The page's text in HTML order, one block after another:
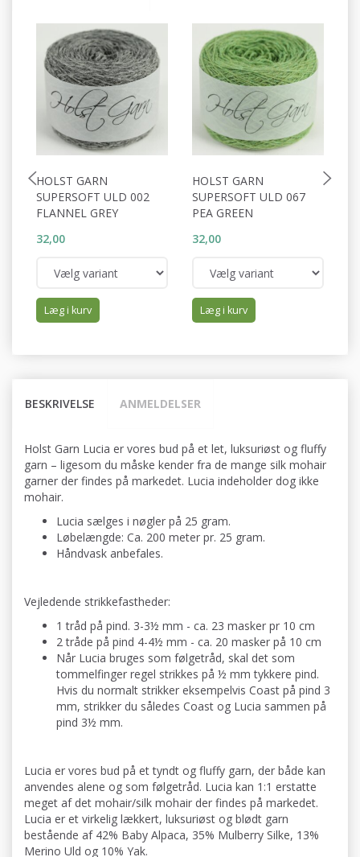
HOLST GARN
SUPERSOFT ULD 002
FLANNEL GREY
32,00
Læg i kurv
HOLST GARN
SUPERSOFT ULD 067
PEA GREEN
32,00
Læg i kurv
BESKRIVELSE ANMELDELSER
Holst Garn Lucia er vores bud på et let, luksuriøst og fluffy
garn – ligesom du måske kender fra de mange silk mohair
garner der findes på markedet. Lucia indeholder dog ikke
mohair.
Lucia sælges i nøgler på 25 gram.
Løbelængde: Ca. 200 meter pr. 25 gram.
Håndvask anbefales.
Vejledende strikkefastheder:
1 tråd på pind. 3-3½ mm - ca. 23 masker pr 10 cm
2 tråde på pind 4-4½ mm - ca. 20 masker på 10 cm
Når Lucia bruges som følgetråd, skal det som
tommelfinger regel strikkes på ½ mm tykkere pind.
Hvis du normalt strikker eksempelvis Coast på pind 3
mm, strikker du således Coast og Lucia sammen på
pind 3½ mm.
Lucia er vores bud på et tyndt og fluffy garn, der både kan
anvendes alene og som følgetråd. Lucia kan 1:1 erstatte
meget af det mohair/silk mohair der findes på markedet.
Lucia er et virkelig lækkert, luksuriøst og blødt garn
bestående af 42% Baby Alpaca, 35% Mulberry Silke, 13%
Merino Uld og 10% Yak.